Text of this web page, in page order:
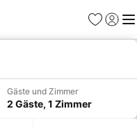
Favoriten
Gäste und Zimmer
2 Gäste, 1 Zimmer